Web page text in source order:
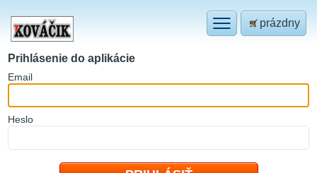
prázdny
Prihlásenie do aplikácie
Email
Heslo